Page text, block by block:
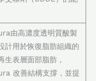
由高濃度透明質酸製
計用於恢復脂肪組織的
生表層面部脂肪，
改善結構支撐，並提